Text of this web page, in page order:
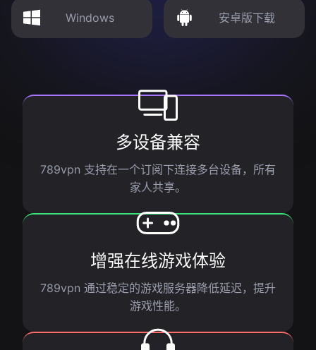
Windows 安卓版下载
多设备兼容
789vpn 支持在一个订阅下连接多台设备，所有
家人共享。
增强在线游戏体验
789vpn 通过稳定的游戏服务器降低延迟，提升
游戏性能。